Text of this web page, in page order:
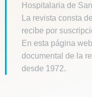
Hospitalaria de
La revista consta
recibe por
En esta página
documental de la
desde 1972.